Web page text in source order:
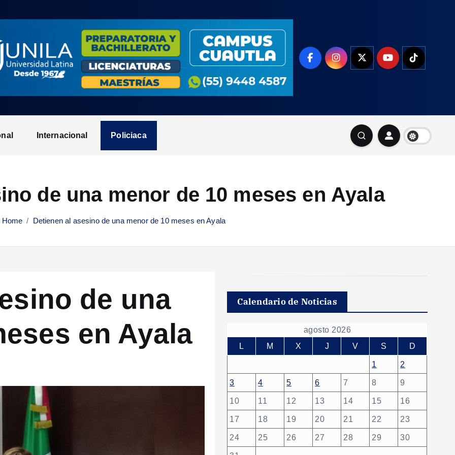
Internacional Policiaca
de una menor de 10 meses en Ayala
Home Detienen al asesino de una menor de 10 meses en Ayala
de una
en Ayala
Calendario de Noticias
agosto 2026
L
M X J V S D
1 2
3 4 5 6 7 8 9
10 11 12 13 14 15 16
17 18 19 20 21 22 23
24 25 26 27 28 29 30